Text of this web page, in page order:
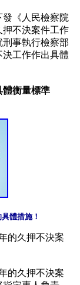
《人民檢察院
不決案件工作
事執行檢察部
工作作出具體
體衡量標準
體措施！
的久押不決案
的久押不決案